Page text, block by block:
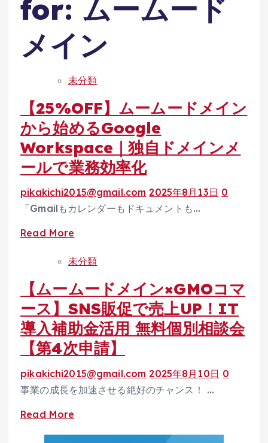
for: ムームード
メイン
未分類
【25%OFF】ムームードメイン
から始めるGoogle
Workspace｜独自ドメインメ
ールで業務効率化
pikakichi2015@gmail.com 2025年8月13日 0
「Gmailもカレンダーもドキュメントも…
Read More
about
【25%OFF】
ム
ー
ム
ー
メ
イ
未分類
【ムームードメイン×GMOコマ
ース】SNS販促で売上UP！IT
導入補助金活用 無料個別相談会
【第4次申請】
pikakichi2015@gmail.com 2025年8月10日 0
事業の成長を加速させる絶好のチャンス！ …
Read More